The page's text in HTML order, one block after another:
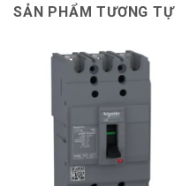
SẢN PHẨM TƯƠNG TỰ